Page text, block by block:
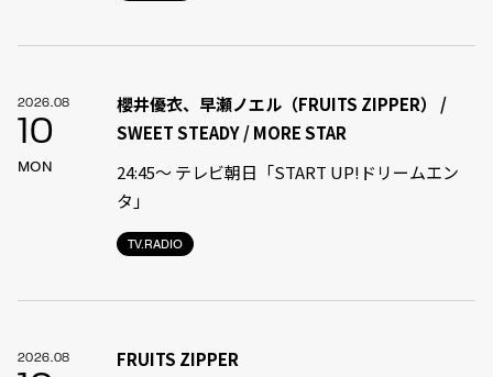
2026.08
10
MON
TV.RADIO
櫻井優衣、早瀬ノエル（FRUITS ZIPPER） /
SWEET STEADY / MORE STAR
24:45〜 テレビ朝日「START UP!ドリームエン
タ」
2026.08
FRUITS ZIPPER